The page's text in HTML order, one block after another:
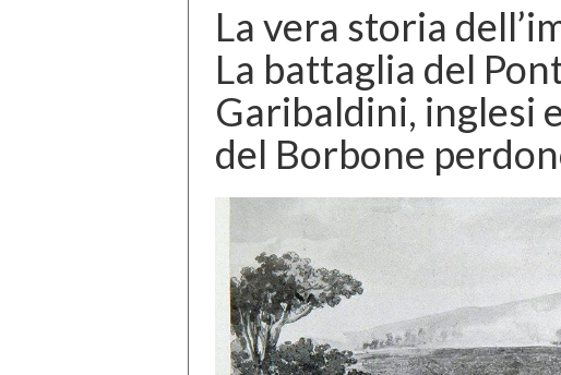
La vera storia
La battaglia del
Garibaldini, inglesi
del Borbone